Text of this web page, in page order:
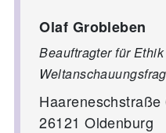
Olaf Grobleben
Beauftragter für
Haareneschstraße
26121 Oldenburg